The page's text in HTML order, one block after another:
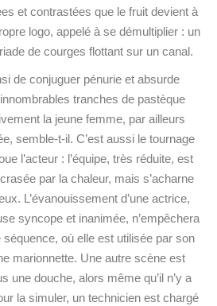
et contrastées que le fruit devient à
logo, appelé à se démultiplier : un
de courges flottant sur un canal.
de conjuguer pénurie et absurde
tranches de pastèque
la jeune femme, par ailleurs
semble-t-il. C’est aussi le tournage
l’acteur : l’équipe, très réduite, est
par la chaleur, mais s’acharne
L’évanouissement d’une actrice,
syncope et inanimée, n’empêchera
séquence, où elle est utilisée par son
marionnette. Une autre scène est
une douche, alors même qu’il n’y a
la simuler, un technicien est chargé